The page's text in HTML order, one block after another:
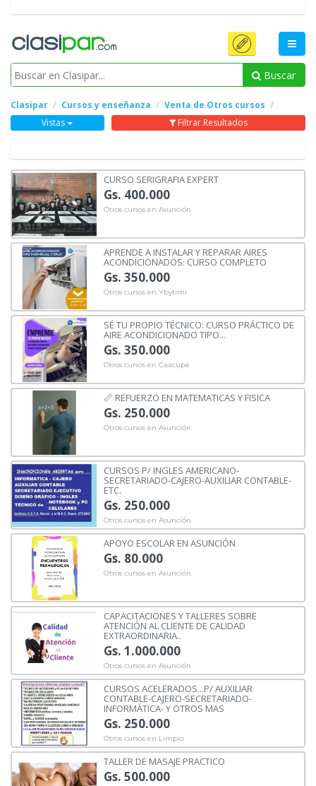
Buscar
Clasipar Cursos y enseñanza
Venta de Otros cursos
Vistas
Filtrar Resultados
CURSO SERIGRAFIA EXPERT
Gs. 400.000
Otros cursos en Asunción
APRENDE A INSTALAR Y REPARAR AIRES
ACONDICIONADOS: CURSO COMPLETO
Gs. 350.000
Otros cursos en Ybytimí
SÉ TU PROPIO TÉCNICO: CURSO PRÁCTICO DE
AIRE ACONDICIONADO TIPO...
Gs. 350.000
Otros cursos en Caacupé
📏 REFUERZO EN MATEMATICAS Y FISICA
Gs. 250.000
Otros cursos en Asunción
CURSOS P/ INGLES AMERICANO-
SECRETARIADO-CAJERO-AUXILIAR CONTABLE-
ETC.
Gs. 250.000
Otros cursos en Asunción
APOYO ESCOLAR EN ASUNCIÓN
Gs. 80.000
Otros cursos en Asunción
CAPACITACIONES Y TALLERES SOBRE
ATENCIÓN AL CLIENTE DE CALIDAD
EXTRAORDINARIA..
Gs. 1.000.000
Otros cursos en Asunción
CURSOS ACELERADOS...P/ AUXILIAR
CONTABLE-CAJERO-SECRETARIADO-
INFORMÁTICA- Y OTROS MAS
Gs. 250.000
Otros cursos en Limpio
TALLER DE MASAJE PRACTICO
Gs. 500.000